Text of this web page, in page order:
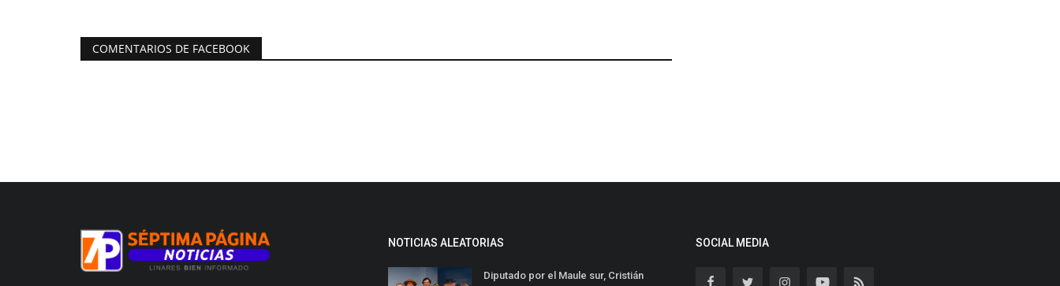
COMENTARIOS DE FACEBOOK
NOTICIAS ALEATORIAS
Diputado por el Maule sur, Cristián
SOCIAL MEDIA